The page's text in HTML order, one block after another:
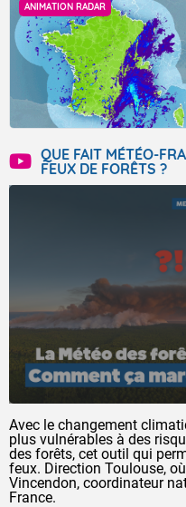
ANIMATION RADAR
QUE FAIT MÉTÉO-
FEUX DE FORÊTS ?
Avec le changement
plus vulnérables à des
des forêts, cet outil qui
feux. Direction Toulouse,
Vincendon, coordinateur
France.